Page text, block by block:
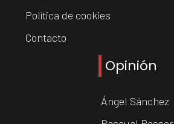
Política de cookies
Contacto
Opinión
Ángel Sánchez